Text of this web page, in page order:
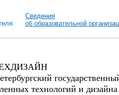
Сведения
об образовательной
технологий и дизайна